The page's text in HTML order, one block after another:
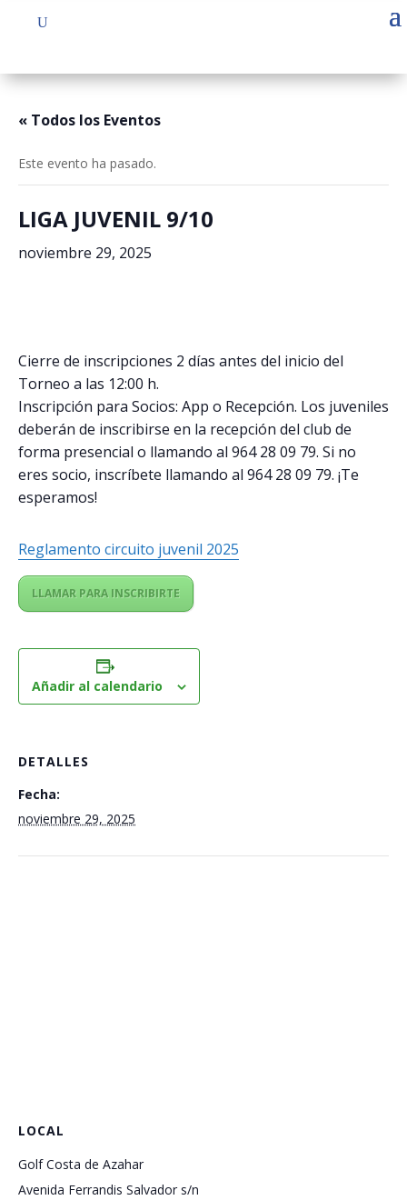
« Todos los Eventos
Este evento ha pasado.
LIGA JUVENIL 9/10
noviembre 29, 2025
Cierre de inscripciones 2 días antes del inicio del
Torneo a las 12:00 h.
Inscripción para Socios: App o Recepción. Los juveniles
deberán de inscribirse en la recepción del club de
forma presencial o llamando al 964 28 09 79. Si no
eres socio, inscríbete llamando al 964 28 09 79. ¡Te
esperamos!
Reglamento circuito juvenil 2025
LLAMAR PARA INSCRIBIRTE
Añadir al calendario
DETALLES
Fecha:
noviembre 29, 2025
LOCAL
Golf Costa de Azahar
Avenida Ferrandis Salvador s/n